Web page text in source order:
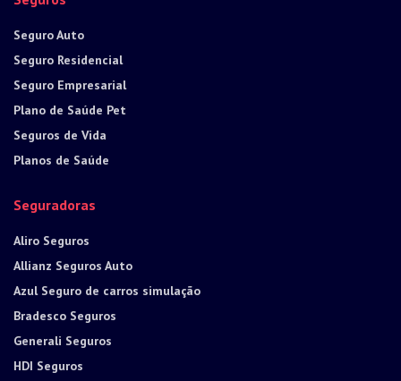
Seguro Auto
Seguro Residencial
Seguro Empresarial
Plano de Saúde Pet
Seguros de Vida
Planos de Saúde
Seguradoras
Aliro Seguros
Allianz Seguros Auto
Azul Seguro de carros simulação
Bradesco Seguros
Generali Seguros
HDI Seguros